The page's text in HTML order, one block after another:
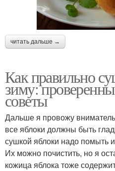
читать дальше →
Как правильно
зиму:
советы
Дальше я провожу
все яблоки должны быть
сушкой яблоки надо помыть
Их можно почистить, но я
кожица яблока тоже